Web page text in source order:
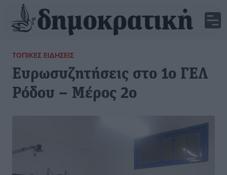
ΤΟΠΙΚΈΣ ΕΙΔΉΣΕΙΣ
Ευρωσυζητήσεις στο 1ο ΓΕΛ
Ρόδου – Μέρος 2ο